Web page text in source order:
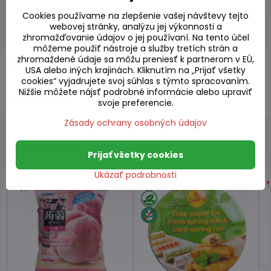
Výrobca:
Popis
Diskusia 0
Najnovšie produkty
Cookies používame na zlepšenie vašej návštevy tejto
webovej stránky, analýzu jej výkonnosti a
zhromažďovanie údajov o jej používaní. Na tento účel
môžeme použiť nástroje a služby tretích strán a
zhromaždené údaje sa môžu preniesť k partnerom v EÚ,
USA alebo iných krajinách. Kliknutím na „Prijať všetky
cookies“ vyjadrujete svoj súhlas s týmto spracovaním.
Nižšie môžete nájsť podrobné informácie alebo upraviť
svoje preferencie.
Zásady ochrany osobných údajov
Ukázať podrobnosti
Prijať všetky cookies